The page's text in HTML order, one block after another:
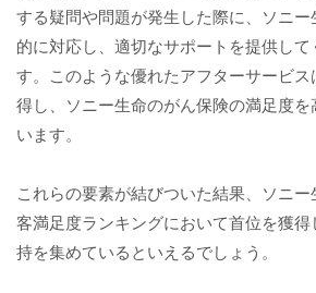
する疑問や問題が発生した際に、ソニ
的に対応し、適切なサポートを提供して
す。このような優れたアフターサービ
得し、ソニー生命のがん保険の満足度
います。
これらの要素が結びついた結果、ソニ
客満足度ランキングにおいて首位を獲
持を集めているといえるでしょう。